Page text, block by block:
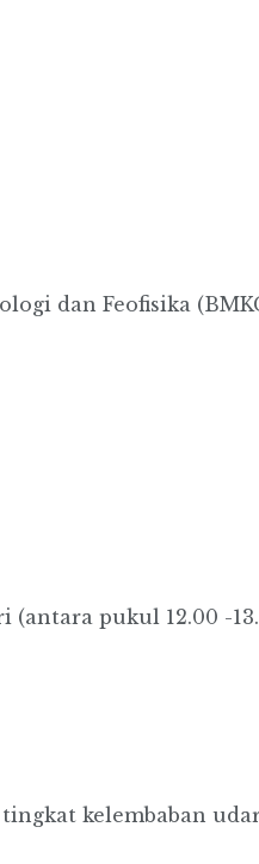
dan Feofisika
pukul 12.00 -
kelembaban